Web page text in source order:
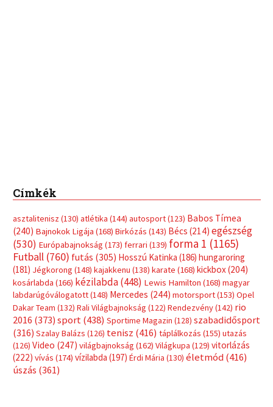
Címkék
asztalitenisz (130) atlétika (144) autosport(123) Babos Tímea
(240) Bajnokok Ligája (168) Birkózás (143) Bécs (214) egészség
(530) Európabajnokság (173) ferrari (139) forma 1 (1165)
Futball (760) futás (305) Hosszú Katinka (186) hungaroring
(181) Jégkorong (148) kajakkenu (138) karate (168) kickbox(204)
kosárlabda (166) kézilabda(448) Lewis Hamilton (168) magyar
labdarúgóválogatott(148) Mercedes (244) motorsport(153) Opel
Dakar Team (132) Rali Világbajnokság (122) Rendezvény(142) rio
2016 (373) sport(438) Sportime Magazin (128) szabadidősport
(316) Szalay Balázs (126) tenisz (416) táplálkozás (155) utazás
(126) Video (247) világbajnokság (162) Világkupa (129) vitorlázás
(222) vívás (174) vízilabda (197) Érdi Mária (130) életmód(416)
úszás (361)